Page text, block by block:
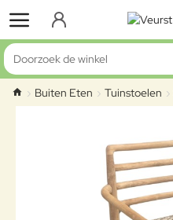
Doorzoek de winkel
home
Buiten Eten Tuinstoelen